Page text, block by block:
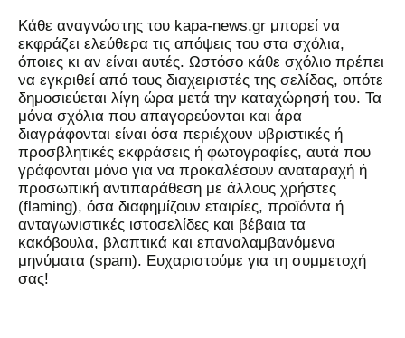
Kάθε αναγνώστης του kapa-news.gr μπορεί να
εκφράζει ελεύθερα τις απόψεις του στα σχόλια,
όποιες κι αν είναι αυτές. Ωστόσο κάθε σχόλιο πρέπει
να εγκριθεί από τους διαχειριστές της σελίδας, οπότε
δημοσιεύεται λίγη ώρα μετά την καταχώρησή του. Τα
μόνα σχόλια που απαγορεύονται και άρα
διαγράφονται είναι όσα περιέχουν υβριστικές ή
προσβλητικές εκφράσεις ή φωτογραφίες, αυτά που
γράφονται μόνο για να προκαλέσουν αναταραχή ή
προσωπική αντιπαράθεση με άλλους χρήστες
(flaming), όσα διαφημίζουν εταιρίες, προϊόντα ή
ανταγωνιστικές ιστοσελίδες και βέβαια τα
κακόβουλα, βλαπτικά και επαναλαμβανόμενα
μηνύματα (spam). Ευχαριστούμε για τη συμμετοχή
σας!